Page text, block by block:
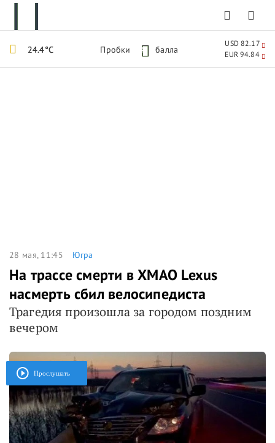
28 мая, 11:45 Югра
На трассе смерти в ХМАО Lexus
насмерть сбил велосипедиста
Трагедия произошла за городом поздним
вечером
Прослушать
24.4°C Пробки 4 балла
USD 82.17
EUR 94.84